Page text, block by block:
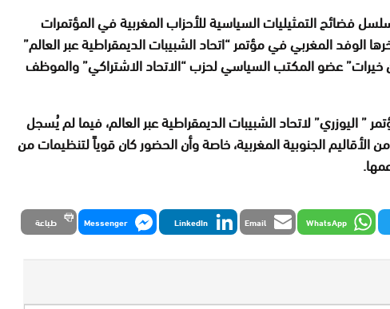
فضائح التمثيليات السياسية للأحزاب المغربية في المؤتمرات
الوفد المغربي في مؤتمر “اتحاد الشبيبات الديمقراطية عبر العالم”
خيرات” عضو المكتب السياسي لحزب “الاتحاد الاشتراكي” والموظف
اليوزري” لاتحاد الشبيبات الديمقراطية عبر العالم، فيما لم يُسجل
الأقاليم الجنوبية المغربية، خاصة وأن الحضور كان قوياً لتنظيمات من
WhatsApp
Email
LinkedIn
Messenger طباعة